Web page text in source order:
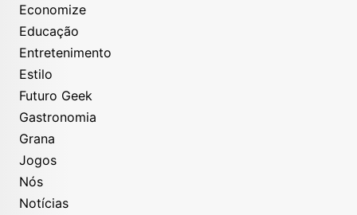
Economize
Educação
Entretenimento
Estilo
Futuro Geek
Gastronomia
Grana
Jogos
Nós
Notícias